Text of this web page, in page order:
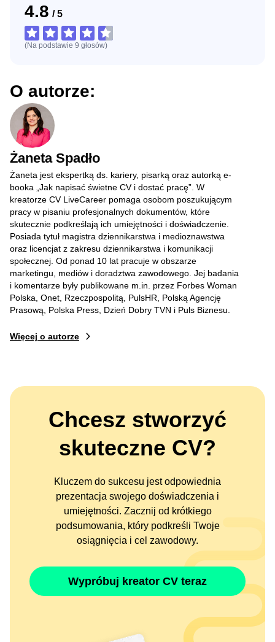
4.8 / 5
(Na podstawie 9 głosów)
O autorze:
Żaneta Spadło
Żaneta jest ekspertką ds. kariery, pisarką oraz autorką e-
booka „Jak napisać świetne CV i dostać pracę”. W
kreatorze CV LiveCareer pomaga osobom poszukującym
pracy w pisaniu profesjonalnych dokumentów, które
skutecznie podkreślają ich umiejętności i doświadczenie.
Posiada tytuł magistra dziennikarstwa i medioznawstwa
oraz licencjat z zakresu dziennikarstwa i komunikacji
społecznej. Od ponad 10 lat pracuje w obszarze
marketingu, mediów i doradztwa zawodowego. Jej badania
i komentarze były publikowane m.in. przez Forbes Woman
Polska, Onet, Rzeczpospolitą, PulsHR, Polską Agencję
Prasową, Polska Press, Dzień Dobry TVN i Puls Biznesu.
Więcej o autorze
Chcesz stworzyć
skuteczne CV?
Kluczem do sukcesu jest odpowiednia
prezentacja swojego doświadczenia i
umiejętności. Zacznij od krótkiego
podsumowania, który podkreśli Twoje
osiągnięcia i cel zawodowy.
Wypróbuj kreator CV teraz